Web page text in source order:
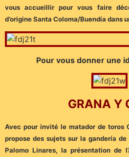
vous accueillir pour vous faire
d’origine Santa Coloma/Buendía dans
Pour vous donner une
GRANA Y
Avec pour invité le matador de toros
propose des sujets sur la gandería
Palomo Linares, la présentation de